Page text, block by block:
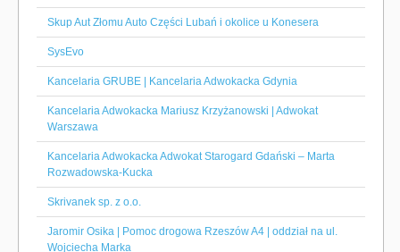
Skup Aut Złomu Auto Części Lubań i okolice u Konesera
SysEvo
Kancelaria GRUBE | Kancelaria Adwokacka Gdynia
Kancelaria Adwokacka Mariusz Krzyżanowski | Adwokat
Warszawa
Kancelaria Adwokacka Adwokat Starogard Gdański – Marta
Rozwadowska-Kucka
Skrivanek sp. z o.o.
Jaromir Osika | Pomoc drogowa Rzeszów A4 | oddział na ul.
Wojciecha Marka